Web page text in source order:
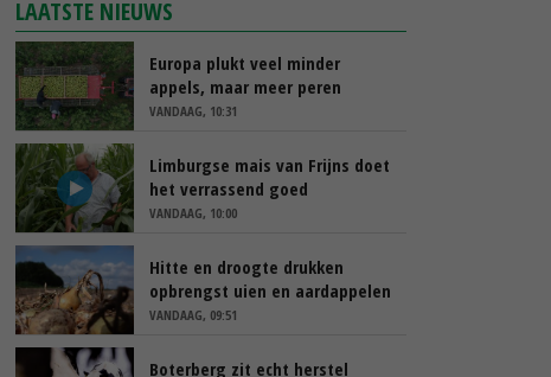
LAATSTE NIEUWS
Europa plukt veel minder
appels, maar meer peren
VANDAAG, 10:31
Limburgse mais van Frijns doet
het verrassend goed
VANDAAG, 10:00
Hitte en droogte drukken
opbrengst uien en aardappelen
VANDAAG, 09:51
Boterberg zit echt herstel